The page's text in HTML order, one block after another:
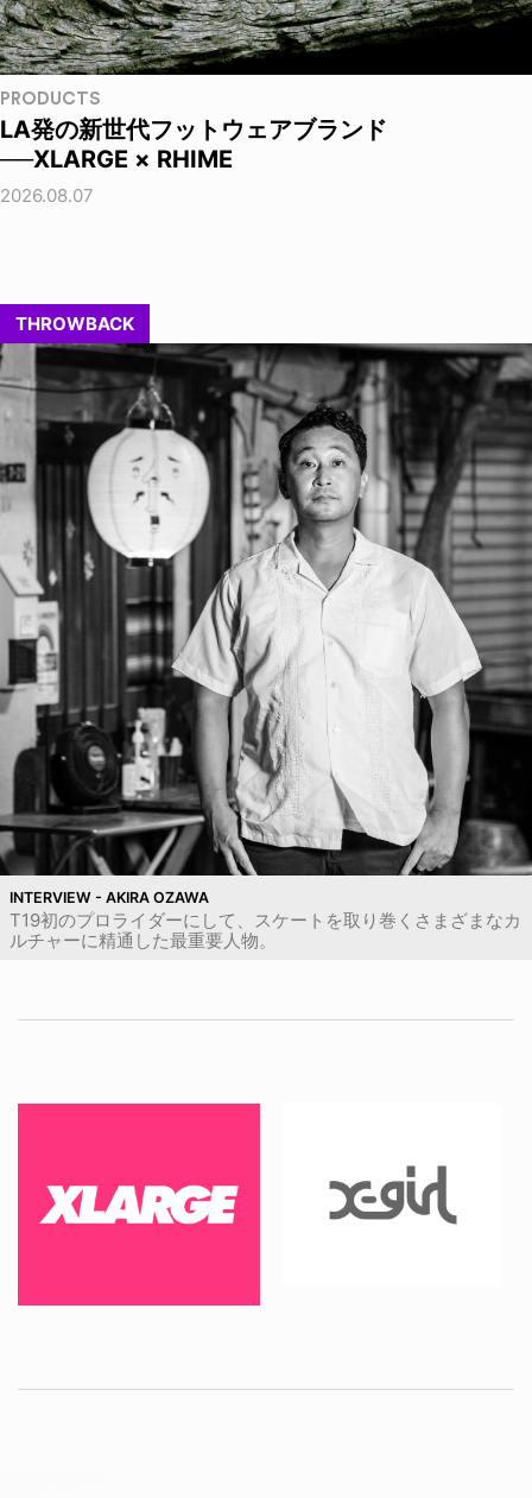
PRODUCTS
LA発の新世代フットウェアブランド
──XLARGE × RHIME
2026.08.07
THROWBACK
INTERVIEW - AKIRA OZAWA
T19初のプロライダーにして、スケートを取り巻くさまざまなカ
ルチャーに精通した最重要人物。